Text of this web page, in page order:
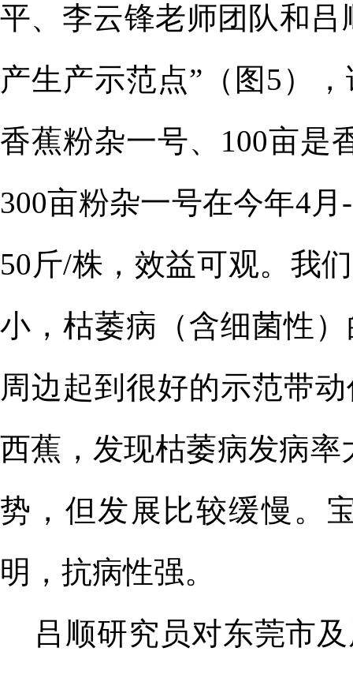
平、李云锋老师团队和吕
产生产示范点”（图 5 ），
香蕉粉杂一号、 100亩是
300亩粉杂一号在今年4月 -
50斤/株， 效益可观。 我
小 ，枯萎病 （含细菌性 ）
周边 起到很好的示范带
西蕉 ，发现枯萎病发病率
势，但发展比较缓慢 。
明，抗病性强。
吕顺研究员对东莞市